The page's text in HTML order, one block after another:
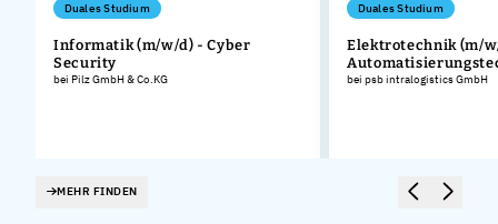
Duales Studium
Informatik (m/w/d) - Cyber
Security
bei Pilz GmbH & Co.KG
Duales Studium
Elektrotechnik (m/
bei psb intralogistics GmbH
MEHR FINDEN